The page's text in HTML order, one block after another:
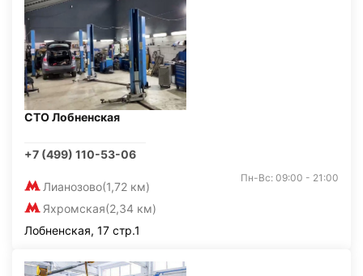
СТО Лобненская
+7 (499) 110-53-06
Лианозово(1,72 км)
Яхромская(2,34 км)
Пн-Вс: 09:00 - 21:00
Лобненская, 17 стр.1